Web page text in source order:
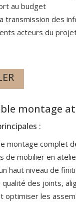
au budget
transmission des
acteurs du
montage
:
montage complet
de mobilier en
haut niveau de
des joints,
optimiser les